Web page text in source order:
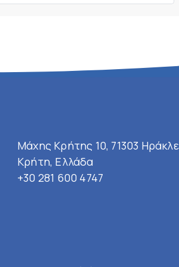
Μάχης Κρήτης 10, 71303
Κρήτη, Ελλάδα
+30 281 600 4747